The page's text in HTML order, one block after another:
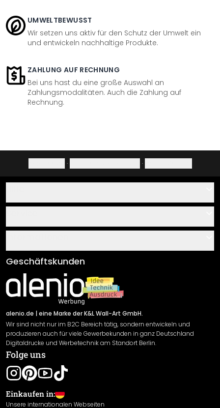
UMWELTBEWUSST
Wir setzen uns aktiv für den Schutz der Umwelt ein
und entwickeln nachhaltige Produkte.
ZAHLUNG AUF RECHNUNG
Bei uns hast du eine große Auswahl an
Zahlungsmodalitäten. Auch die Zahlung auf
Rechnung.
· ·
Über uns
Klebe- und Montageanleitungen
Newsletter An-/Abmeldung
Sendungsverfolgung
AGB
Impressum
Versand & Zahlung
Rücksendung
Widerrufsrecht
Datenschutzerklärung
Gewährleistung
Leistungserklärung / CE-Zeichen
Cookie Einstellungen
Geschäftskunden
alenio.de | eine Marke der K&L Wall-Art GmbH.
Wir sind nicht nur im B2C Bereich tätig, sondern entwickeln und
produzieren auch für viele Gewerbekunden in ganz Deutschland
Digitaldrucke und Werbetechnik am Standort Berlin.
Folge uns
Einkaufen in:
Unsere internationalen Webseiten